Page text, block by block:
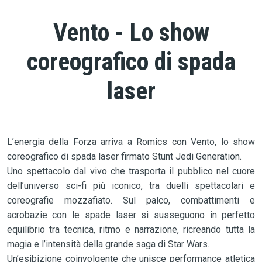
Vento - Lo show
coreografico di spada
laser
L’energia della Forza arriva a Romics con Vento, lo show
coreografico di spada laser firmato Stunt Jedi Generation.
Uno spettacolo dal vivo che trasporta il pubblico nel cuore
dell’universo sci-fi più iconico, tra duelli spettacolari e
coreografie mozzafiato. Sul palco, combattimenti e
acrobazie con le spade laser si susseguono in perfetto
equilibrio tra tecnica, ritmo e narrazione, ricreando tutta la
magia e l’intensità della grande saga di Star Wars.
Un’esibizione coinvolgente che unisce performance atletica